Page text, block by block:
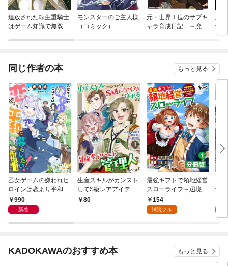
追放された転生重騎士
はゲーム知識で無双す
モンスターのご主人様
（コミック）
元・世界１位のサブキ
ャラ育成日記 ～廃プ
士
同じ作者の本 もっと見る
乙女ゲームの嫌われヒ
ロインは恋より平和に
暮らしたい！（なのに
攻略対象たちがついて
990
新着
生産スキルがカンスト
してS級レアアイテム
も作れるけど冒険者ア
80
最強ギフトで領地経営
スローライフ～辺境の
村を開拓していたら英
雄級の人材がわんさか
154
試読フル
士
保
美
KADOKAWAのおすすめ本 もっと見る